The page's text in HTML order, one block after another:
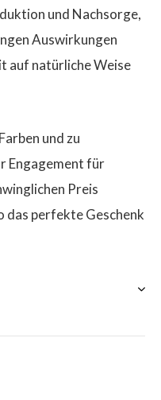
und Nachsorge,
Auswirkungen
auf natürliche Weise
und zu
Engagement für
Preis
das perfekte Geschenk